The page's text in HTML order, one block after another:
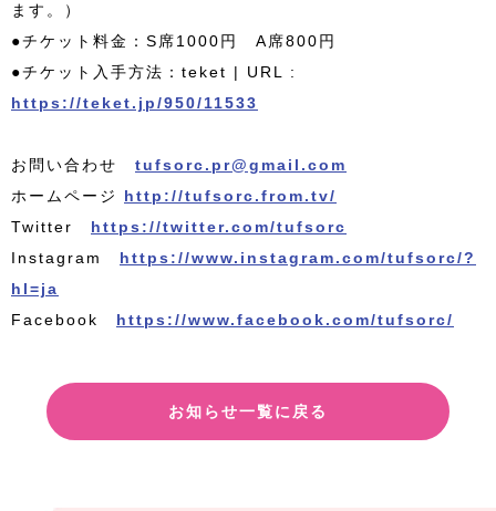
ます。）
●チケット料金：S席1000円 A席800円
●チケット入手方法：teket | URL :
https://teket.jp/950/11533
お問い合わせ tufsorc.pr@gmail.com
ホームページ http://tufsorc.from.tv/
Twitter https://twitter.com/tufsorc
Instagram https://www.instagram.com/tufsorc/?
hl=ja
Facebook https://www.facebook.com/tufsorc/
お知らせ一覧に戻る